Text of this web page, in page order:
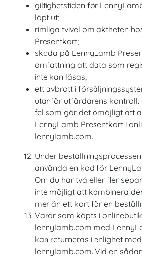
giltighetstiden för
löpt ut;
rimliga tvivel om äktheten
Presentkort;
skada på LennyLamb
omfattning att data som
inte kan läsas;
ett avbrott i
utanför utfärdarens kontroll,
fel som gör det omöjligt att
LennyLamb Presentkort i
lennylamb.com.
Under
använda en kod för
Om du har två eller fler
inte möjligt att kombinera
mer än ett kort för en
Varor som köpts i
lennylamb.com med
kan returneras i enlighet
lennylamb.com. Vid en